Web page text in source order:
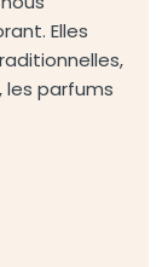
Elles
parfums